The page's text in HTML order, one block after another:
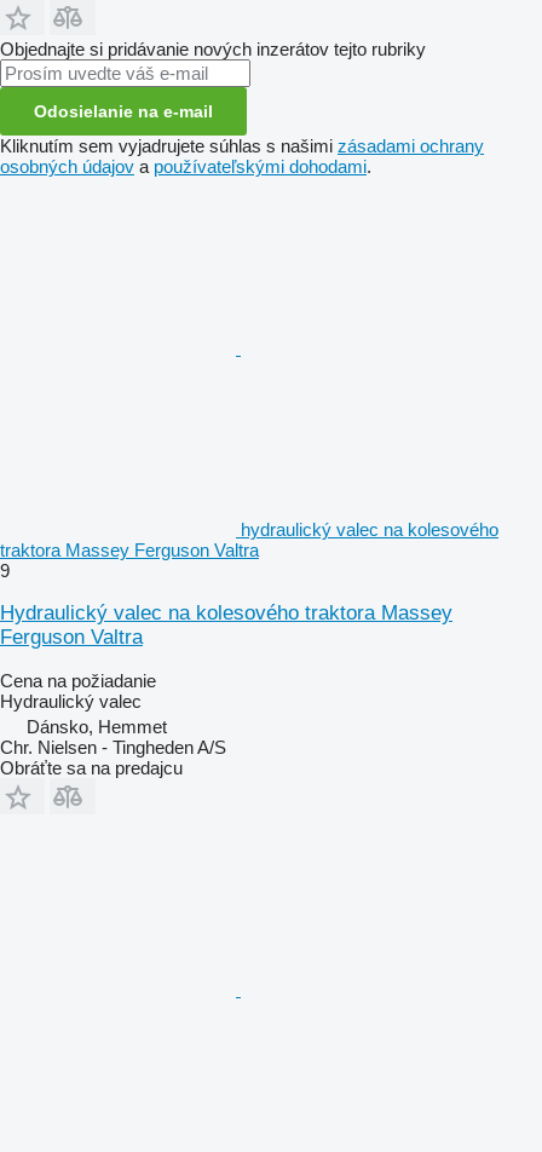
Objednajte si pridávanie nových inzerátov tejto rubriky
Odosielanie na e-mail
Kliknutím sem vyjadrujete súhlas s našimi zásadami ochrany
osobných údajov a používateľskými dohodami.
hydraulický valec na kolesového
traktora Massey Ferguson Valtra
9
Hydraulický valec na kolesového traktora Massey
Ferguson Valtra
Cena na požiadanie
Hydraulický valec
Dánsko, Hemmet
Chr. Nielsen - Tingheden A/S
Obráťte sa na predajcu